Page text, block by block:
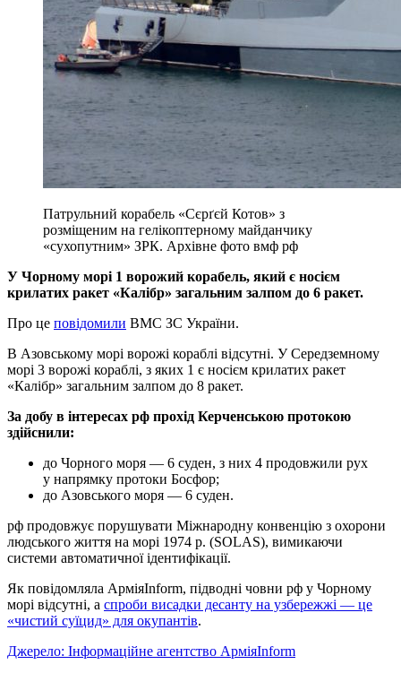
Патрульний корабель «Сєрґєй Котов» з
розміщеним на гелікоптерному майданчику
«сухопутним» ЗРК. Архівне фото вмф рф
У Чорному морі 1 ворожий корабель, який є носієм
крилатих ракет «Калібр» загальним залпом до 6 ракет.
Про це повідомили ВМС ЗС України.
В Азовському морі ворожі кораблі відсутні. У Середземному
морі 3 ворожі кораблі, з яких 1 є носієм крилатих ракет
«Калібр» загальним залпом до 8 ракет.
За добу в інтересах рф прохід Керченською протокою
здійснили:
до Чорного моря — 6 суден, з них 4 продовжили рух
у напрямку протоки Босфор;
до Азовського моря — 6 суден.
рф продовжує порушувати Міжнародну конвенцію з охорони
людського життя на морі 1974 р. (SOLAS), вимикаючи
системи автоматичної ідентифікації.
Як повідомляла АрміяInform, підводні човни рф у Чорному
морі відсутні, а спроби висадки десанту на узбережжі — це
«чистий суїцид» для окупантів.
Джерело: Інформаційне агентство АрміяInform